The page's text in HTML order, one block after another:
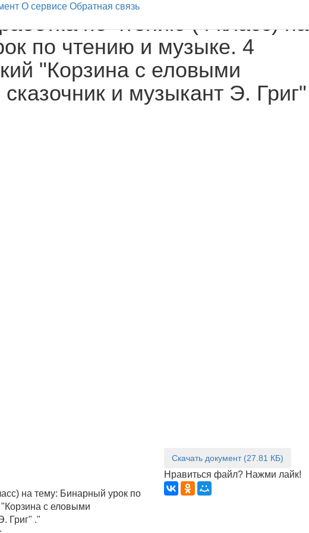
О сервисе Обратная связь
по чтению (4 класс) на
по чтению и музыке. 4
"Корзина с еловыми
и музыкант Э. Григ"
на тему: Бинарный урок по
с еловыми
Григ" ."
Скачать документ (27.81 КБ)
Нравиться файл? Нажми лайк!